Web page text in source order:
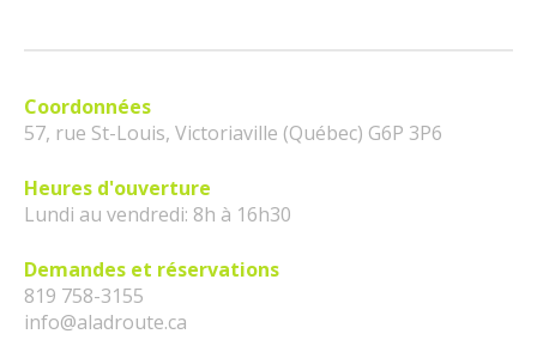
Coordonnées
57, rue St-Louis, Victoriaville (Québec) G6P 3P6
Heures d'ouverture
Lundi au vendredi: 8h à 16h30
Demandes et réservations
819 758-3155
info@aladroute.ca